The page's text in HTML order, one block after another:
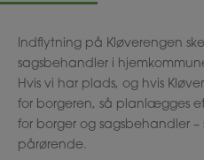
Indflytning på Kløverengen
sagsbehandler i
Hvis vi har plads, og hvis
for borgeren, så planlægges
for borger og sagsbehandler
pårørende.